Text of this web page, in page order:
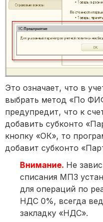
Это означает, что в
выбрать метод «По
предупредит, что к
добавить субконто
кнопку «ОК», то
добавит субконто
Внимание. Не
списания МПЗ
для операций по
НДС 0%, всегда
закладку «НДС».